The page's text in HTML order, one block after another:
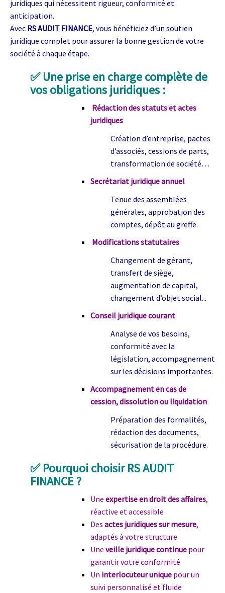
juridiques qui nécessitent rigueur, conformité et
anticipation.
Avec RS AUDIT FINANCE, vous bénéficiez d’un soutien
juridique complet pour assurer la bonne gestion de votre
société à chaque étape.
✅ Une prise en charge complète de
vos obligations juridiques :
Rédaction des statuts et actes
juridiques
Création d’entreprise, pactes
d’associés, cessions de parts,
transformation de société…
Secrétariat juridique annuel
Tenue des assemblées
générales, approbation des
comptes, dépôt au greffe.
Modifications statutaires
Changement de gérant,
transfert de siège,
augmentation de capital,
changement d’objet social...
Conseil juridique courant
Analyse de vos besoins,
conformité avec la
législation, accompagnement
sur les décisions importantes.
Accompagnement en cas de
cession, dissolution ou liquidation
Préparation des formalités,
rédaction des documents,
sécurisation de la procédure.
✅ Pourquoi choisir RS AUDIT
FINANCE ?
Une expertise en droit des affaires,
réactive et accessible
Des actes juridiques sur mesure,
adaptés à votre structure
Une veille juridique continue pour
garantir votre conformité
Un interlocuteur unique pour un
suivi personnalisé et fluide